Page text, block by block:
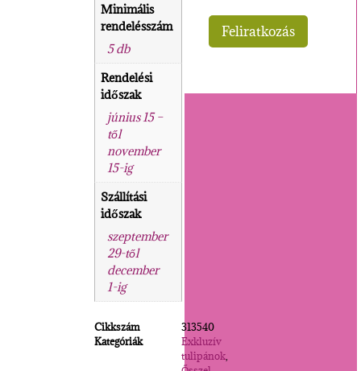
Minimális
rendelésszám
5 db
Rendelési
időszak
június 15 –
től
november
15-ig
Szállítási
időszak
szeptember
29-től
december
1-ig
Cikkszám
313540
Kategóriák
Exkluzív
tulipánok,